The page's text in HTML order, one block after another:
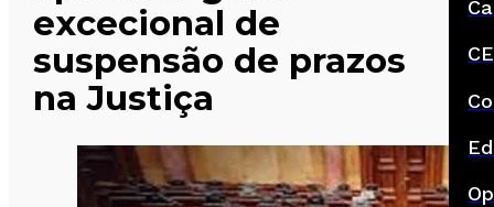
excecional de
suspensão de prazos
na Justiça